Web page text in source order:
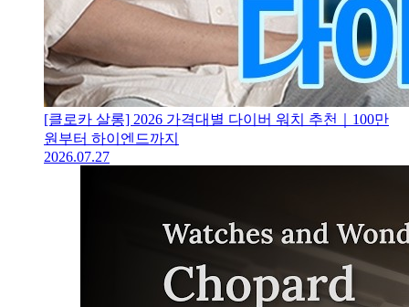
[클로카 살롱] 2026 가격대별 다이버 워치 추천｜100만
원부터 하이엔드까지
2026.07.27